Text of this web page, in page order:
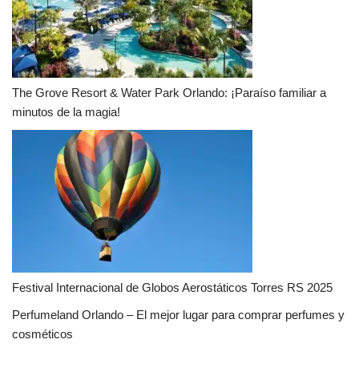
The Grove Resort & Water Park Orlando: ¡Paraíso familiar a
minutos de la magia!
Festival Internacional de Globos Aerostáticos Torres RS 2025
Perfumeland Orlando – El mejor lugar para comprar perfumes y
cosméticos